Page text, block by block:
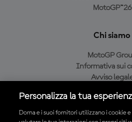
MotoGP™26
Chi siamo
MotoGP
Informativa sui
Avviso
Condizioni di
Personalizza la tua
Dorna e i suoi fornitori utilizzano i cookie